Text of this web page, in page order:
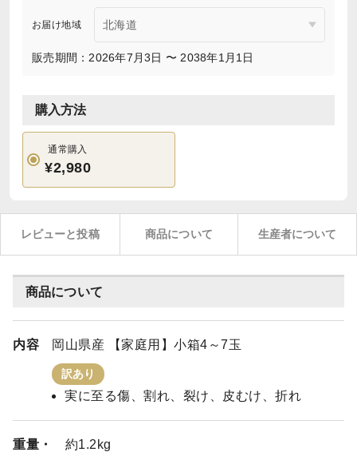
お届け地域
販売期間：2026年7月3日 〜 2038年1月1日
購入方法
通常購入
¥2,980
レビューと投稿 商品について 生産者について
商品について
内容 岡山県産 【家庭用】小箱4～7玉
訳あり
実に至る傷、割れ、裂け、皮むけ、折れ
重量・
約1.2kg